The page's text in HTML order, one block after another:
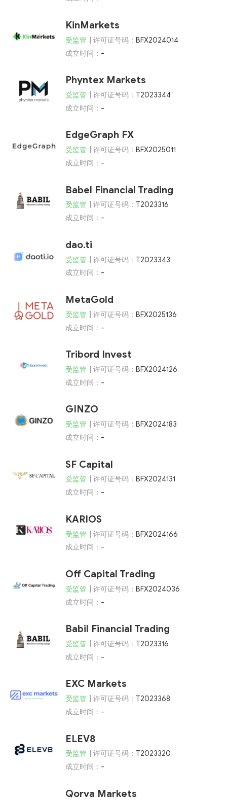
KinMarkets
受监管 | 许可证号码： BFX2024014
成立时间： -
Phyntex Markets
受监管 | 许可证号码： T2023344
成立时间： -
EdgeGraph FX
受监管 | 许可证号码： BFX2025011
成立时间： -
Babel Financial Trading
受监管 | 许可证号码： T2023316
成立时间： -
dao.ti
受监管 | 许可证号码： T2023343
成立时间： -
MetaGold
受监管 | 许可证号码： BFX2025136
成立时间： -
Tribord Invest
受监管 | 许可证号码： BFX2024126
成立时间： -
GINZO
受监管 | 许可证号码： BFX2024183
成立时间： -
SF Capital
受监管 | 许可证号码： BFX2024131
成立时间： -
KARIOS
受监管 | 许可证号码： BFX2024166
成立时间： -
Off Capital Trading
受监管 | 许可证号码： BFX2024036
成立时间： -
Babil Financial Trading
受监管 | 许可证号码： T2023316
成立时间： -
EXC Markets
受监管 | 许可证号码： T2023368
成立时间： -
ELEV8
受监管 | 许可证号码： T2023320
成立时间： -
Qorva Markets